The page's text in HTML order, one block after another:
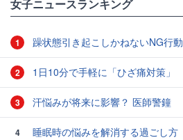
女子ニュースランキング
1 躁状態引き起こしかねないNG行動
2 1日10分で手軽に「ひざ痛対策」
3 汗悩みが将来に影響？ 医師警鐘
4 睡眠時の悩みを解消する過ごし方